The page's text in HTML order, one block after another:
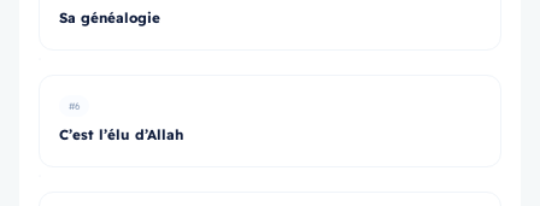
Sa généalogie
#6
C’est l’élu d’Allah